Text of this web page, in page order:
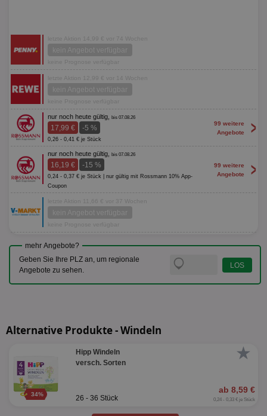
letzte Aktion 14,99 € vor 74 Wochen
kein Angebot verfügbar
keine Prognose verfügbar
letzte Aktion 12,99 € vor 14 Wochen
kein Angebot verfügbar
keine Prognose verfügbar
nur noch heute gültig, bis 07.08.26
17,99 € -5 %
0,26 - 0,41 € je Stück
99 weitere
Angebote
>
nur noch heute gültig, bis 07.08.26
16,19 € -15 %
0,24 - 0,37 € je Stück | nur gültig mit Rossmann 10% App-
Coupon
99 weitere
Angebote
>
letzte Aktion 11,66 € vor 37 Wochen
kein Angebot verfügbar
keine Prognose verfügbar
mehr Angebote?
Geben Sie Ihre PLZ an, um regionale
Angebote zu sehen.
Alternative Produkte - Windeln
★
34%
Hipp Windeln
versch. Sorten
ab 8,59 €
26 - 36 Stück 0,24 - 0,33 € je Stück